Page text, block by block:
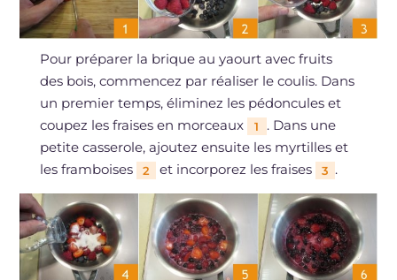
Pour préparer la brique au yaourt avec fruits
des bois, commencez par réaliser le coulis. Dans
un premier temps, éliminez les pédoncules et
coupez les fraises en morceaux
1
. Dans une
petite casserole, ajoutez ensuite les myrtilles et
les framboises
2 et incorporez les fraises 3 .